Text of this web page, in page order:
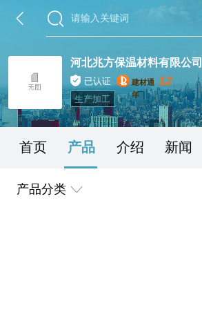
河北兆方保温材料有限公司
已认证 建材通 12
年
生产加工
首页 产品 介绍 新闻
产品分类